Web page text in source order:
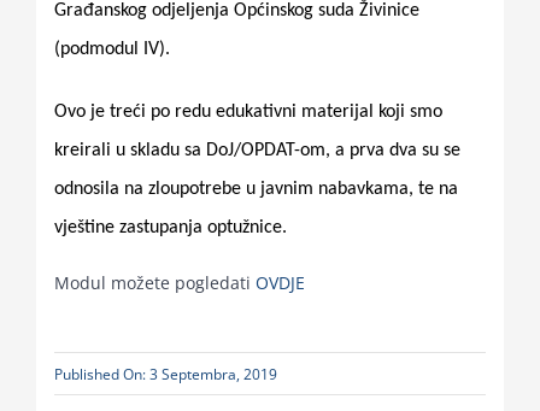
Građanskog odjeljenja Općinskog suda Živinice
(podmodul IV).
Ovo je treći po redu edukativni materijal koji smo
kreirali u skladu sa DoJ/OPDAT-om, a prva dva su se
odnosila na zloupotrebe u javnim nabavkama, te na
vještine zastupanja optužnice.
Modul možete pogledati OVDJE
Published On: 3 Septembra, 2019